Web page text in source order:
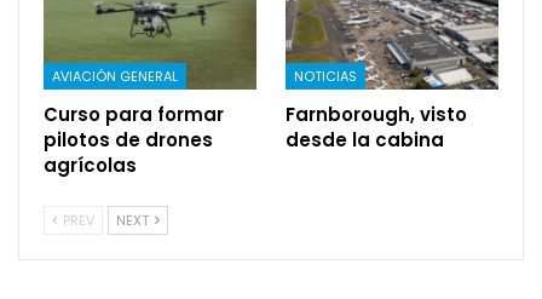
AVIACIÓN GENERAL
Curso para formar
pilotos de drones
agrícolas
NOTICIAS
Farnborough, visto
desde la cabina
PREV NEXT